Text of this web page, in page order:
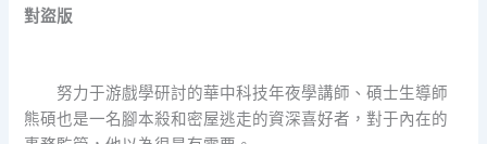
對盜版
努力于游戲學研討的華中科技年夜學講師、碩士生導師
熊碩也是一名腳本殺和密屋逃走的資深喜好者，對于內在的